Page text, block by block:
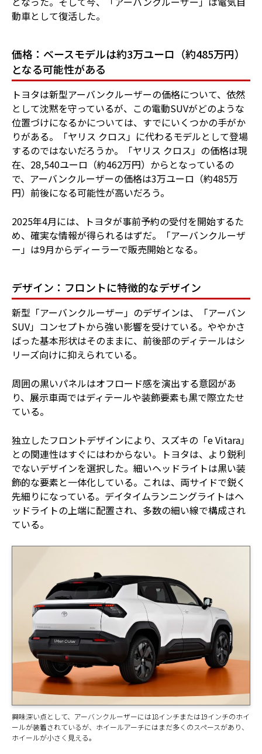
動車として復活した。
価格：ベースモデルは約3万ユーロ（約485万円）
となる可能性がある
トヨタは新型アーバンクルーザーの価格について、依然
として沈黙を守っているが、この電動SUVがどのような
位置づけになるかについては、すでにいくつかの手がか
りがある。「ヤリス クロス」に代わるモデルとして登場
するのではないだろうか。「ヤリス クロス」の価格は現
在、28,540ユーロ（約462万円）からとなっているの
で、アーバンクルーザーの価格は3万ユーロ（約485万
円）前後になる可能性が高いだろう。
2025年4月には、トヨタが事前予約の受付を開始するた
め、確実な情報が得られるはずだ。「アーバンクルーザ
ー」は9月からディーラーで販売開始となる。
デザイン：フロントに特徴的なデザイン
新型「アーバンクルーザー」のデザインは、「アーバン
SUV」コンセプトから強い影響を受けている。ややかさ
ばった基本形状はそのままに、前後部のディテールはシ
リーズ向けに抑えられている。
周囲の黒いパネルはオフロード感を演出する意図があ
り、展示車両ではディテールや装飾要素も黒で際立たせ
ている。
独立したフロントデザインにより、スズキの「e Vitara」
との関連性はすぐにはわからない。トヨタは、より鋭利
でないデザインを選択した。細いヘッドライトは黒い装
飾的な要素と一体化している。これは、両サイドで鋭く
先細りになっている。デイタイムランニングライトはヘ
ッドライトの上端に配置され、多数の細い線で構成され
ている。
興味深い点として、アーバンクルーザーには18インチまたは19インチのホイ
ールが装着されているが、ホイールアーチにはまだ多くのスペースがあり、
ホイールが小さく見える。